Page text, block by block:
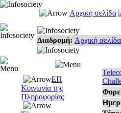
Αρχική σελίδα
Διαδρομή: Αρχική σελίδα
ΕΠ
Κοινωνία της
Πληροφορίας